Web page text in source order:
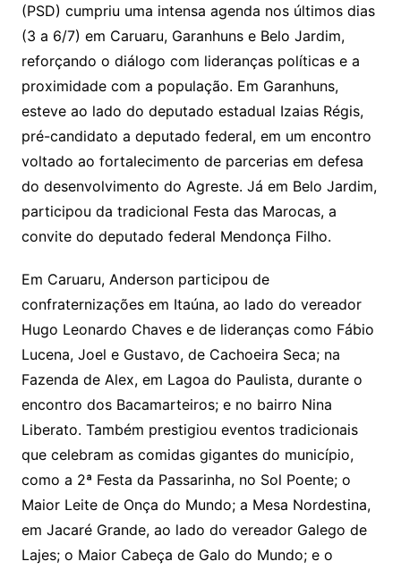
(PSD) cumpriu uma intensa agenda nos últimos dias
(3 a 6/7) em Caruaru, Garanhuns e Belo Jardim,
reforçando o diálogo com lideranças políticas e a
proximidade com a população. Em Garanhuns,
esteve ao lado do deputado estadual Izaias Régis,
pré-candidato a deputado federal, em um encontro
voltado ao fortalecimento de parcerias em defesa
do desenvolvimento do Agreste. Já em Belo Jardim,
participou da tradicional Festa das Marocas, a
convite do deputado federal Mendonça Filho.
Em Caruaru, Anderson participou de
confraternizações em Itaúna, ao lado do vereador
Hugo Leonardo Chaves e de lideranças como Fábio
Lucena, Joel e Gustavo, de Cachoeira Seca; na
Fazenda de Alex, em Lagoa do Paulista, durante o
encontro dos Bacamarteiros; e no bairro Nina
Liberato. Também prestigiou eventos tradicionais
que celebram as comidas gigantes do município,
como a 2ª Festa da Passarinha, no Sol Poente; o
Maior Leite de Onça do Mundo; a Mesa Nordestina,
em Jacaré Grande, ao lado do vereador Galego de
Lajes; o Maior Cabeça de Galo do Mundo; e o